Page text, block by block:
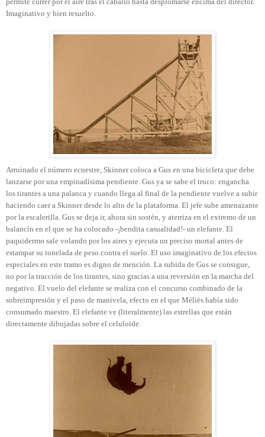
Imaginativo y bien resuelto.
Arruinado el número ecuestre, Skinner coloca a Gus en una bicicleta que debe
lanzarse por una empinadísima pendiente. Gus ya se sabe el truco: engancha
los tirantes a una palanca y cuando llega al final de la pendiente vuelve a subir
haciendo caer a Skinner desde lo alto de la plataforma. El jefe sube amenazante
por la escalerilla. Gus se deja ir, ahora sin sostén, y aterriza en el extremo de un
balancín en el que se ha colocado -¡bendita casualidad!- un elefante. El
paquidermo sale volando por los aires y ejecuta un preciso mortal antes de
estampar su tonelada de peso contra el suelo. El uso imaginativo de los efectos
especiales en este tramo es digno de mención. La subida de Gus se consigue,
no por la tracción de los tirantes, sino gracias a una reversión en la marcha del
negativo. El vuelo del elefante se realiza con el concurso combinado de la
sobreimpresión y el paso de manivela, efecto en el que Méliès había sido
consumado maestro. El elefante ve (literalmente) las estrellas que están
directamente dibujadas sobre el celuloide.